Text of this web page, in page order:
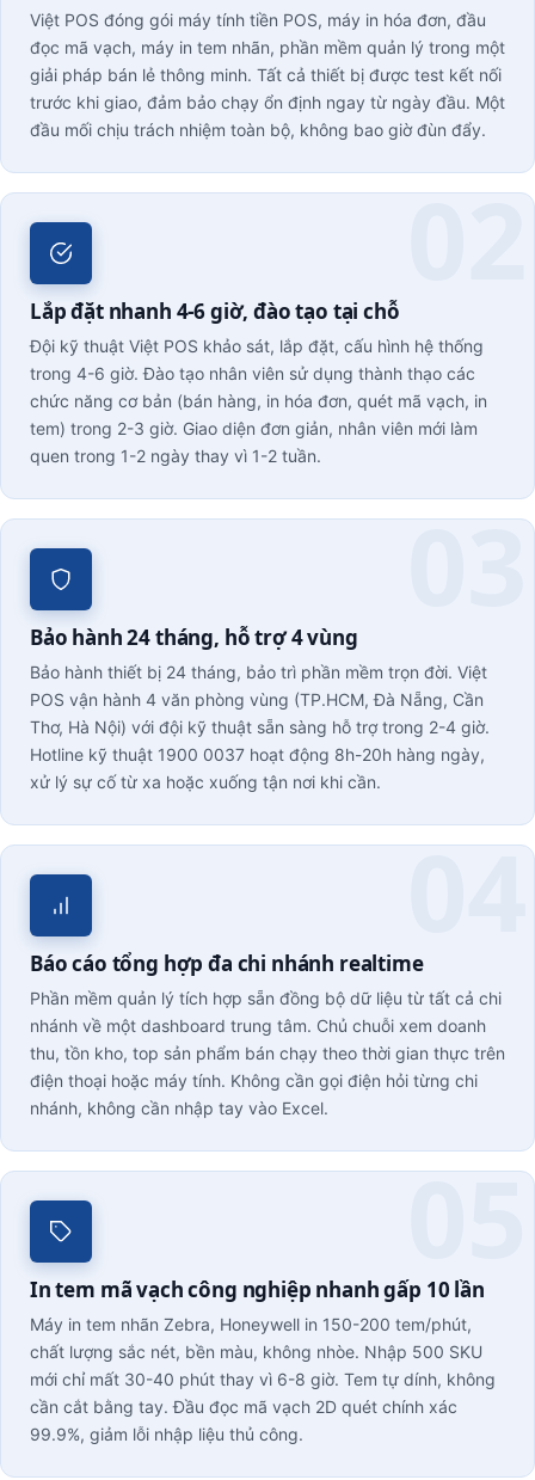
Việt POS đóng gói máy tính tiền POS, máy in hóa đơn, đầu
đọc mã vạch, máy in tem nhãn, phần mềm quản lý trong một
giải pháp bán lẻ thông minh. Tất cả thiết bị được test kết nối
trước khi giao, đảm bảo chạy ổn định ngay từ ngày đầu. Một
đầu mối chịu trách nhiệm toàn bộ, không bao giờ đùn đẩy.
Lắp đặt nhanh 4-6 giờ, đào tạo tại chỗ
Đội kỹ thuật Việt POS khảo sát, lắp đặt, cấu hình hệ thống
trong 4-6 giờ. Đào tạo nhân viên sử dụng thành thạo các
chức năng cơ bản (bán hàng, in hóa đơn, quét mã vạch, in
tem) trong 2-3 giờ. Giao diện đơn giản, nhân viên mới làm
quen trong 1-2 ngày thay vì 1-2 tuần.
Bảo hành 24 tháng, hỗ trợ 4 vùng
Bảo hành thiết bị 24 tháng, bảo trì phần mềm trọn đời. Việt
POS vận hành 4 văn phòng vùng (TP.HCM, Đà Nẵng, Cần
Thơ, Hà Nội) với đội kỹ thuật sẵn sàng hỗ trợ trong 2-4 giờ.
Hotline kỹ thuật 1900 0037 hoạt động 8h-20h hàng ngày,
xử lý sự cố từ xa hoặc xuống tận nơi khi cần.
Báo cáo tổng hợp đa chi nhánh realtime
Phần mềm quản lý tích hợp sẵn đồng bộ dữ liệu từ tất cả chi
nhánh về một dashboard trung tâm. Chủ chuỗi xem doanh
thu, tồn kho, top sản phẩm bán chạy theo thời gian thực trên
điện thoại hoặc máy tính. Không cần gọi điện hỏi từng chi
nhánh, không cần nhập tay vào Excel.
In tem mã vạch công nghiệp nhanh gấp 10 lần
Máy in tem nhãn Zebra, Honeywell in 150-200 tem/phút,
chất lượng sắc nét, bền màu, không nhòe. Nhập 500 SKU
mới chỉ mất 30-40 phút thay vì 6-8 giờ. Tem tự dính, không
cần cắt bằng tay. Đầu đọc mã vạch 2D quét chính xác
99.9%, giảm lỗi nhập liệu thủ công.